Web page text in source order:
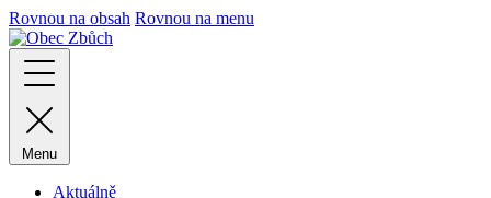
Rovnou na obsah Rovnou na menu
Menu
Aktuálně